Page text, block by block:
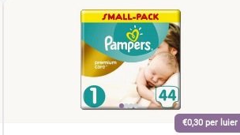
€0,30 per luier